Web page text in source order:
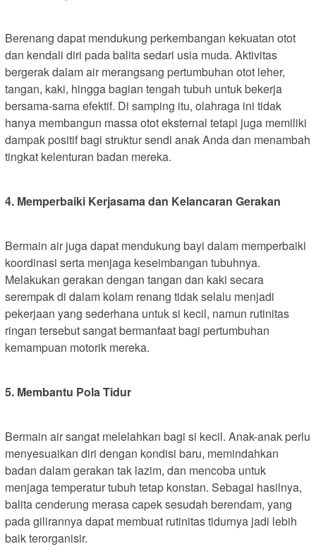
Berenang dapat mendukung perkembangan kekuatan otot
dan kendali diri pada balita sedari usia muda. Aktivitas
bergerak dalam air merangsang pertumbuhan otot leher,
tangan, kaki, hingga bagian tengah tubuh untuk bekerja
bersama-sama efektif. Di samping itu, olahraga ini tidak
hanya membangun massa otot eksternal tetapi juga memiliki
dampak positif bagi struktur sendi anak Anda dan menambah
tingkat kelenturan badan mereka.
4. Memperbaiki Kerjasama dan Kelancaran Gerakan
Bermain air juga dapat mendukung bayi dalam memperbaiki
koordinasi serta menjaga keseimbangan tubuhnya.
Melakukan gerakan dengan tangan dan kaki secara
serempak di dalam kolam renang tidak selalu menjadi
pekerjaan yang sederhana untuk si kecil, namun rutinitas
ringan tersebut sangat bermanfaat bagi pertumbuhan
kemampuan motorik mereka.
5. Membantu Pola Tidur
Bermain air sangat melelahkan bagi si kecil. Anak-anak perlu
menyesuaikan diri dengan kondisi baru, memindahkan
badan dalam gerakan tak lazim, dan mencoba untuk
menjaga temperatur tubuh tetap konstan. Sebagai hasilnya,
balita cenderung merasa capek sesudah berendam, yang
pada gilirannya dapat membuat rutinitas tidurnya jadi lebih
baik terorganisir.